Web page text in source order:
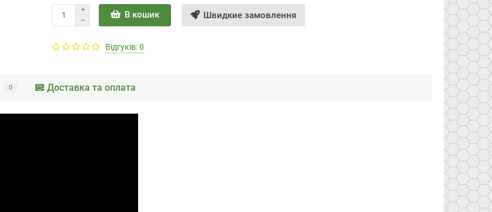
В кошик Швидкие замовлення
Відгуків: 0
0 Доставка та оплата